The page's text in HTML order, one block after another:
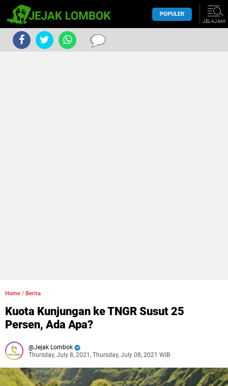
POPULER
JELAJAHI
Home / Berita
Kuota Kunjungan ke TNGR Susut 25
Persen, Ada Apa?
Jejak Lombok
Thursday, July 8, 2021, Thursday, July 08, 2021 WIB